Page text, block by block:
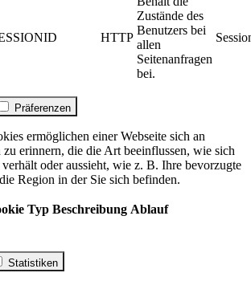
HTTP
Zustände des
Benutzers bei
allen
Seitenanfragen
bei.
Präferenzen
ermöglichen einer Webseite sich an
erinnern, die die Art beeinflussen, wie sich
verhält oder aussieht, wie z. B. Ihre bevorzugte
Region in der Sie sich befinden.
Typ Beschreibung Ablauf
Statistiken